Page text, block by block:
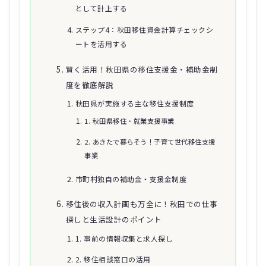
として計上する
ステップ4：秋田移住資金計算チェックシ
ートを活用する
賢く活用！秋田県の移住支援金・補助金制
度を徹底解説
秋田県が実施する主な移住支援制度
1. 秋田県移住・就業支援事業
2. あきたで暮らそう！子育て世代移住支援
事業
市町村独自の補助金・支援金制度
移住後の収入計画も万全に！秋田での仕事
探しと生活設計のポイント
1. 事前の情報収集と求人探し
2. 移住相談窓口の活用